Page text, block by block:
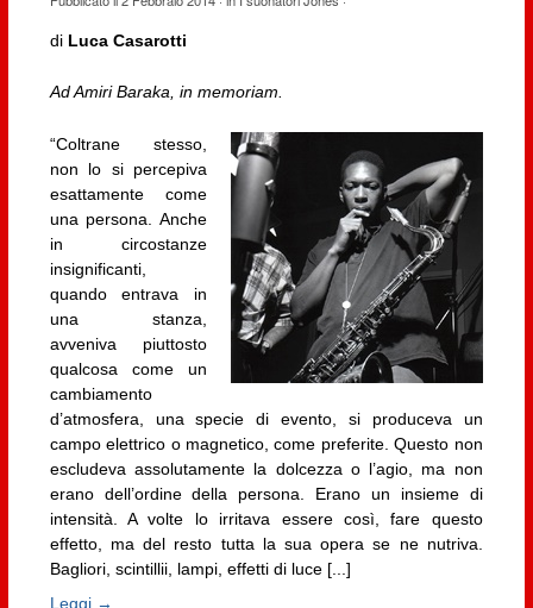
di Luca Casarotti
Ad Amiri Baraka, in memoriam.
“Coltrane stesso,
non lo si percepiva
esattamente come
una persona. Anche
in circostanze
insignificanti,
quando entrava in
una stanza,
avveniva piuttosto
qualcosa come un
cambiamento
d’atmosfera, una specie di evento, si produceva un
campo elettrico o magnetico, come preferite. Questo non
escludeva assolutamente la dolcezza o l’agio, ma non
erano dell’ordine della persona. Erano un insieme di
intensità. A volte lo irritava essere così, fare questo
effetto, ma del resto tutta la sua opera se ne nutriva.
Bagliori, scintillii, lampi, effetti di luce [...]
Leggi →